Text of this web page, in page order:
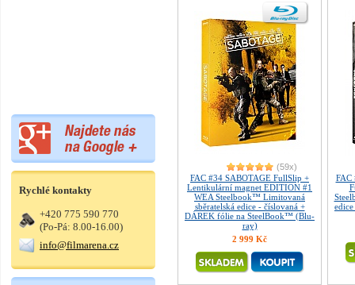
Rychlé kontakty
+420 775 590 770
(Po-Pá: 8.00-16.00)
info@filmarena.cz
(59x)
FAC #34 SABOTAGE FullSlip +
Lentikulární magnet EDITION #1
WEA Steelbook™ Limitovaná
sběratelská edice - číslovaná +
DÁREK fólie na SteelBook™ (Blu-
ray)
2 999 Kč
FAC